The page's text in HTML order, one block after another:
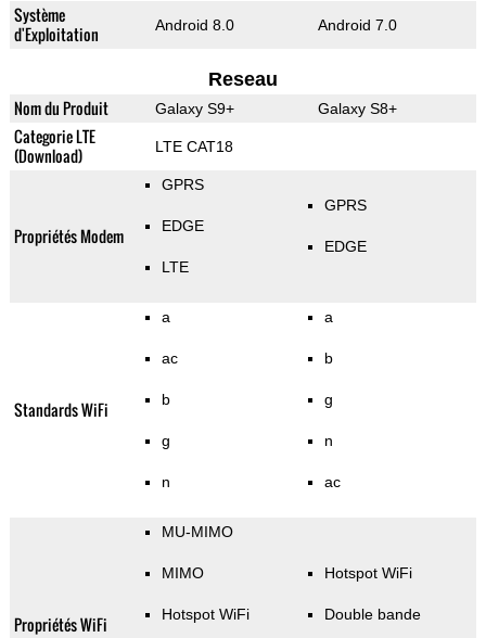
Système
d'Exploitation
Android 8.0 Android 7.0
Reseau
Nom du Produit Galaxy S9+ Galaxy S8+
Categorie LTE
(Download)
LTE CAT18
Propriétés Modem
GPRS
EDGE
LTE
GPRS
EDGE
Standards WiFi
a
ac
b
g
n
a
b
g
n
ac
Propriétés WiFi
MU-MIMO
MIMO
Hotspot WiFi
Hotspot WiFi
Double bande